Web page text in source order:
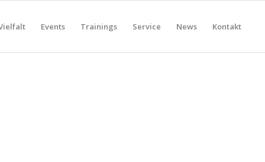
Events Trainings Service News Kontakt